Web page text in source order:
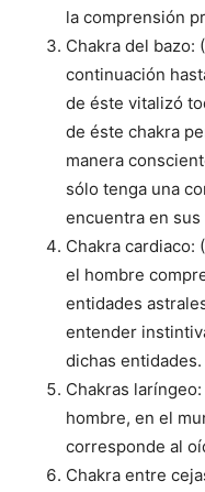
la comprensión
Chakra del bazo:
continuación
de éste vitalizó
de éste chakra
manera
sólo tenga una
encuentra en sus
Chakra cardiaco:
el hombre
entidades
entender
dichas entidades.
Chakras
hombre, en el
corresponde al
Chakra entre